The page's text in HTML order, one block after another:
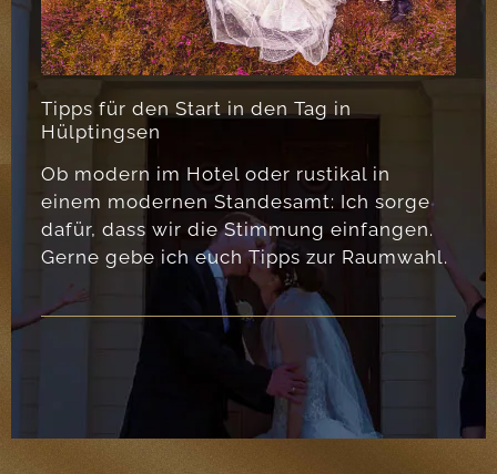
Tipps für den Start in den Tag in
Hülptingsen
Ob modern im Hotel oder rustikal in
einem modernen Standesamt: Ich sorge
dafür, dass wir die Stimmung einfangen.
Gerne gebe ich euch Tipps zur Raumwahl.